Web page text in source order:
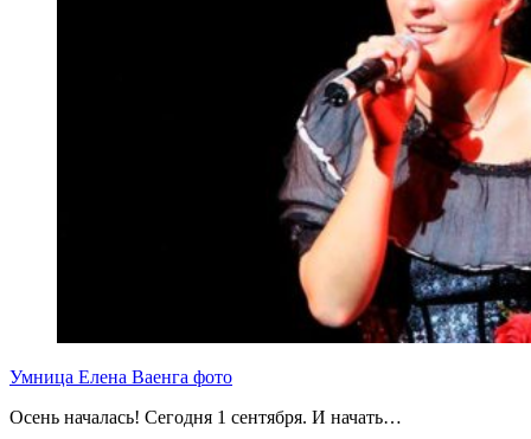
Умница Елена Ваенга фото
Осень началась! Сегодня 1 сентября. И начать…